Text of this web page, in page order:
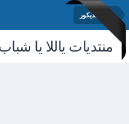
منتدى الديكور
منتديات ياللا يا شباب